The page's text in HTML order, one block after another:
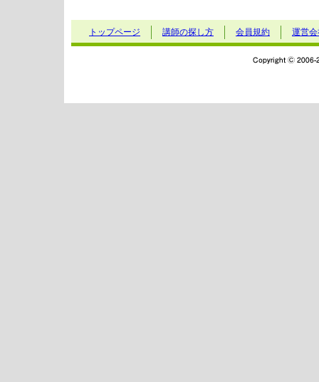
トップページ 講師の探し方 会員規約 運営